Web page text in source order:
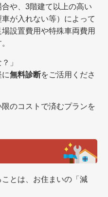
や、3階建て以上の高い
が入れない等）によって
設置費用や特殊車両費用
」
に無料診断をご活用くださ
のコストで済むプランを
とは、お住まいの「減